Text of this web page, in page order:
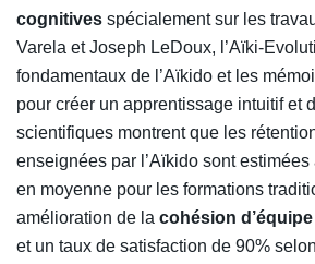
cognitives spécialement sur les
Varela et Joseph LeDoux, l’Aïki-
fondamentaux de l’Aïkido et les
pour créer un apprentissage intuitif et
scientifiques montrent que les
enseignées par l’Aïkido sont
en moyenne pour les formations
amélioration de la cohésion d’équipe
et un taux de satisfaction de 90%